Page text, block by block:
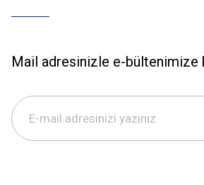
Mail adresinizle e-bültenimize